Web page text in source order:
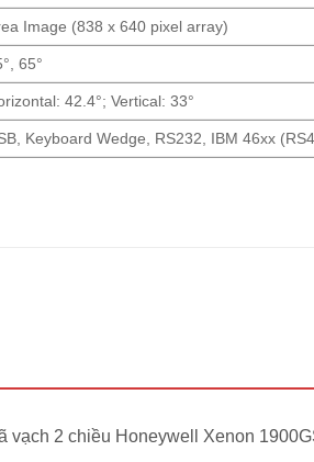
Image (838 x 640 pixel array)
65°
42.4°; Vertical: 33°
Keyboard Wedge, RS232, IBM 46xx
vạch 2 chiều Honeywell Xenon